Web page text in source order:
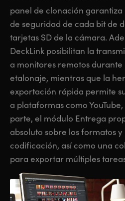
panel de clonación
de seguridad de cada bit de
tarjetas SD de la cámara.
DeckLink posibilitan la
a monitores remotos durante
etalonaje, mientras que la
exportación rápida permite
a plataformas como YouTube,
parte, el módulo Entrega
absoluto sobre los formatos
codificación, así como una
para exportar múltiples